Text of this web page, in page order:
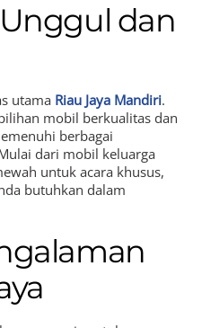
dan
utama Riau Jaya Mandiri.
mobil berkualitas dan
berbagai
dari mobil keluarga
untuk acara khusus,
butuhkan dalam